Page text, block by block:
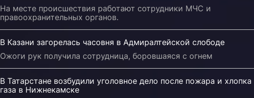
На месте происшествия работают сотрудники МЧС и
правоохранительных органов.
В Казани загорелась часовня в Адмиралтейской слободе
Ожоги рук получила сотрудница, боровшаяся с огнем
В Татарстане возбудили уголовное дело после пожара и хлопка
газа в Нижнекамске